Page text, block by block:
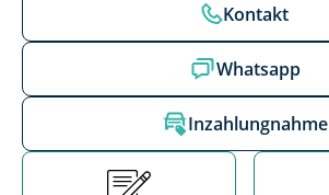
Kontakt
Whatsapp
Inzahlungnahme
Erstzulassung